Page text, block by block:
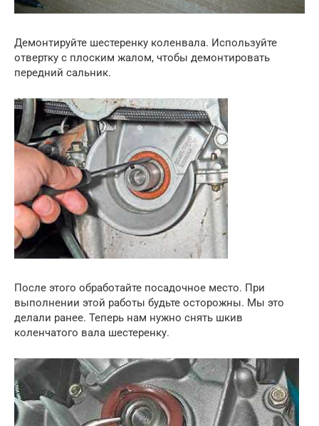
Демонтируйте шестеренку коленвала. Используйте
отвертку с плоским жалом, чтобы демонтировать
передний сальник.
После этого обработайте посадочное место. При
выполнении этой работы будьте осторожны. Мы это
делали ранее. Теперь нам нужно снять шкив
коленчатого вала шестеренку.